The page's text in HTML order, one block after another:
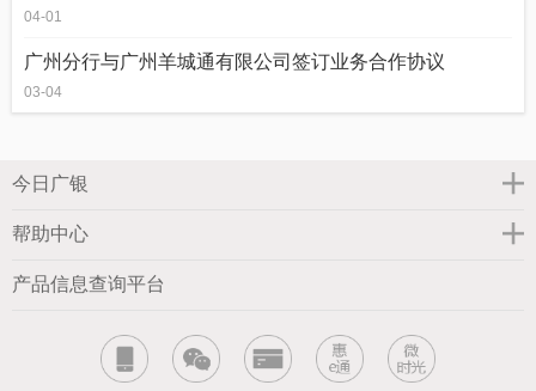
04-01
广州分行与广州羊城通有限公司签订业务合作协议
03-04
今日广银
帮助中心
产品信息查询平台